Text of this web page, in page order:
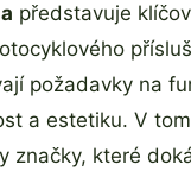
představuje
požadavky na
a estetiku. V
značky, které